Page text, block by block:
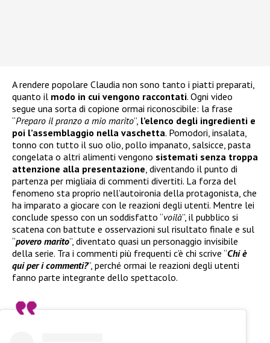
A rendere popolare Claudia non sono tanto i piatti preparati,
quanto il modo in cui vengono raccontati. Ogni video
segue una sorta di copione ormai riconoscibile: la frase
“Preparo il pranzo a mio marito”, l’elenco degli ingredienti e
poi l’assemblaggio nella vaschetta. Pomodori, insalata,
tonno con tutto il suo olio, pollo impanato, salsicce, pasta
congelata o altri alimenti vengono sistemati senza troppa
attenzione alla presentazione , diventando il punto di
partenza per migliaia di commenti divertiti. La forza del
fenomeno sta proprio nell’autoironia della protagonista, che
ha imparato a giocare con le reazioni degli utenti. Mentre lei
conclude spesso con un soddisfatto “voilà”, il pubblico si
scatena con battute e osservazioni sul risultato finale e sul
“povero marito”, diventato quasi un personaggio invisibile
della serie. Tra i commenti più frequenti c’è chi scrive “Chi è
qui per i commenti?”, perché ormai le reazioni degli utenti
fanno parte integrante dello spettacolo.